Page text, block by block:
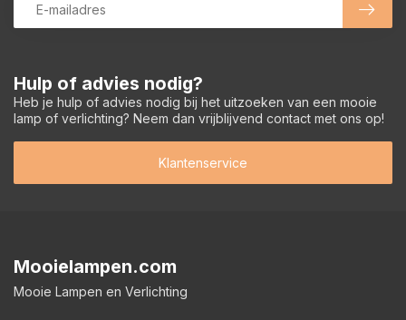
Hulp of advies nodig?
Heb je hulp of advies nodig bij het uitzoeken van een mooie
lamp of verlichting? Neem dan vrijblijvend contact met ons op!
Klantenservice
Mooielampen.com
Mooie Lampen en Verlichting